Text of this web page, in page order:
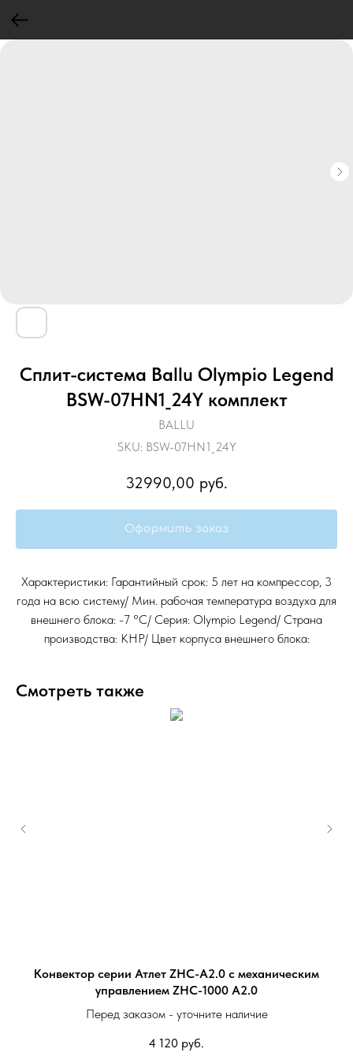
Сплит-система Ballu Olympio Legend
BSW-07HN1_24Y комплект
BALLU
SKU: BSW-07HN1_24Y
32990,00 руб.
Оформить заказ
Характеристики: Гарантийный срок: 5 лет на компрессор, 3
года на всю систему/ Мин. рабочая температура воздуха для
внешнего блока: -7 °С/ Серия: Olympio Legend/ Страна
производства: КНР/ Цвет корпуса внешнего блока:
Смотреть также
Конвектор серии Атлет ZHC-A2.0 с механическим
управлением ZHC-1000 A2.0
Перед заказом - уточните наличие
4 120 руб.